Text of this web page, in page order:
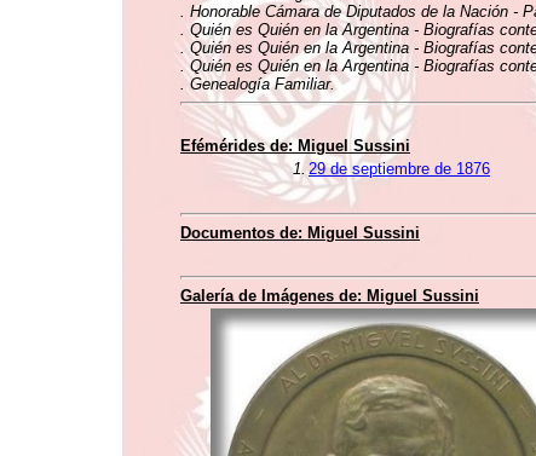
. Honorable Cámara de Diputados de la Nación -
. Quién es Quién en la Argentina - Biografías
. Quién es Quién en la Argentina - Biografías
. Quién es Quién en la Argentina - Biografías
. Genealogía Familiar.
Efémérides de: Miguel Sussini
1. 29 de septiembre de 1876
Documentos de: Miguel Sussini
Galería de Imágenes de: Miguel Sussini